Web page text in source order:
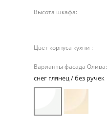
Высота шкафа:
Цвет корпуса кухни :
Варианты фасада Олива:
снег глянец / без ручек